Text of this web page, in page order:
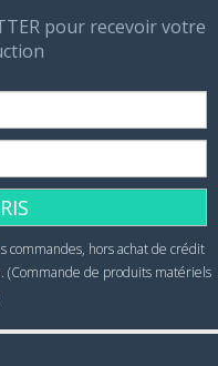
pour recevoir votre
hors achat de crédit
de produits matériels